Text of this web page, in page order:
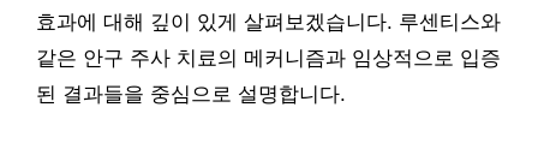
효과에 대해 깊이 있게 살펴보겠습니다. 루센티스와
같은 안구 주사 치료의 메커니즘과 임상적으로 입증
된 결과들을 중심으로 설명합니다.